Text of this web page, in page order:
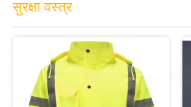
सुरक्षा वस्त्र